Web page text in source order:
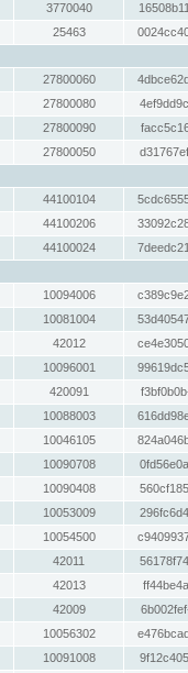
3770040
25463
27800060
27800080
27800090
27800050
44100104
44100206
44100024
10094006
10081004
42012
10096001
420091
10088003
10046105
10090708
10090408
10053009
10054500
42011
42013
42009
10056302
10091008